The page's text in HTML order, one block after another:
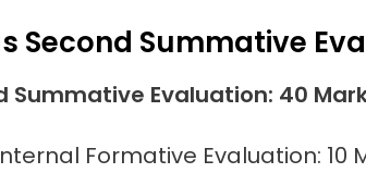
Second Summative
Summative Evaluation: 40
Formative Evaluation: 10